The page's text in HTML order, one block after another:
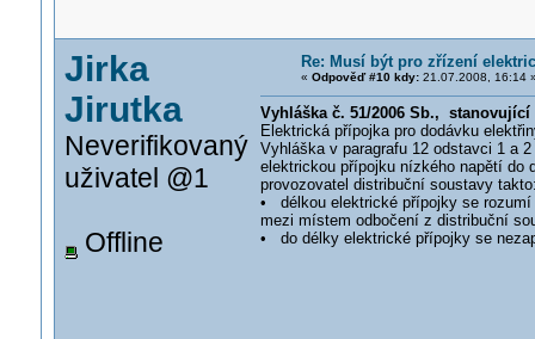
Jirka
Jirutka
Neverifikovaný
uživatel @1
Offline
Re: Musí být pro zřízení
« Odpověď #10 kdy:21.07.2008, 16:14
Vyhláška č. 51/2006 Sb.,
Elektrická přípojka pro dodávku
Vyhláška v paragrafu 12 odstavci 1 a
elektrickou přípojku nízkého napětí do
provozovatel distribuční soustavy
• délkou elektrické přípojky se rozumí
mezi místem odbočení z distribuční
• do délky elektrické přípojky se